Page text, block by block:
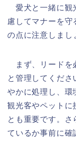
愛犬と一緒に観
慮してマナーを守
の点に注意しまし
まず、リードを
と管理してくださ
やかに処理し、環
観光客やペットに
とも重要です。さ
ているか事前に確